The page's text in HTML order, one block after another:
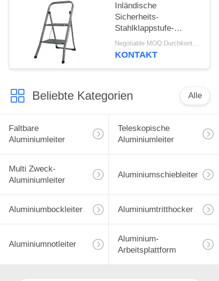
Inländische
Sicherheits-
Stahlklappstufe-
Schemel-
Raumersparnis 2
Negotiable MOQ:Durchkontaktierung
KONTAKT
Beliebte Kategorien Alle
Faltbare
Aluminiumleiter
Teleskopische
Aluminiumleiter
Multi Zweck-
Aluminiumleiter
Aluminiumschiebleiter
Aluminiumbockleiter Aluminiumtritthocker
Aluminiumnotleiter
Aluminium-
Arbeitsplattform